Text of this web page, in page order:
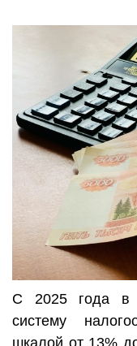
С 2025 года в
систему
шкалой от 13%